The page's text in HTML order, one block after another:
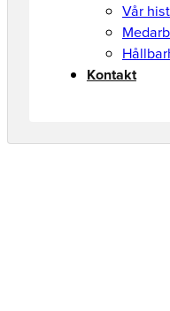
Vår
Kontakt